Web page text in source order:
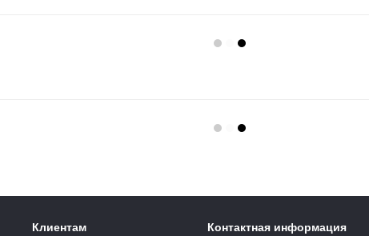
Клиентам Контактная информация